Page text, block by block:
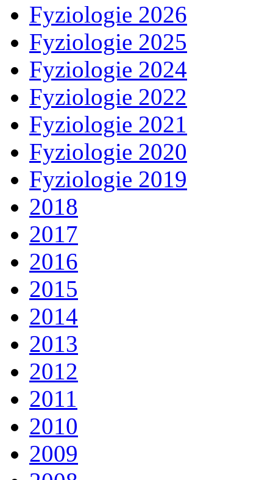
Fyziologie 2026
Fyziologie 2025
Fyziologie 2024
Fyziologie 2022
Fyziologie 2021
Fyziologie 2020
Fyziologie 2019
2018
2017
2016
2015
2014
2013
2012
2011
2010
2009